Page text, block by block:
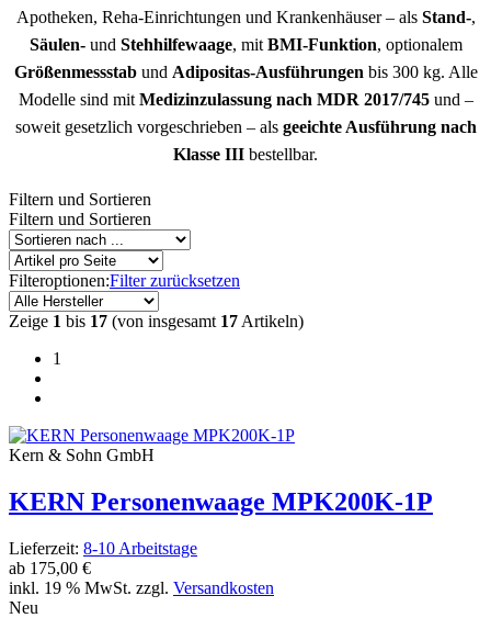
Apotheken, Reha-Einrichtungen und Krankenhäuser – als Stand-,
Säulen-und Stehhilfewaage, mit BMI-Funktion, optionalem
Größenmessstabund Adipositas-Ausführungen bis 300 kg. Alle
Modelle sind mit Medizinzulassung nach MDR 2017/745und –
soweit gesetzlich vorgeschrieben – als geeichte Ausführung nach
Klasse III bestellbar.
Filtern und Sortieren
Filtern und Sortieren
Filteroptionen:Filter zurücksetzen
Zeige 1 bis 17 (von insgesamt 17 Artikeln)
1
Kern & Sohn GmbH
KERN Personenwaage MPK200K-1P
Lieferzeit: 8-10 Arbeitstage
ab 175,00 €
inkl. 19 % MwSt. zzgl. Versandkosten
Neu